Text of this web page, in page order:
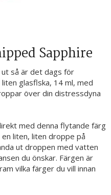
Sapphire
så är det dags för
glasflska, 14 ml, med
över din distressdyna
med denna flytande färg
liten, liten droppe på
ut droppen med vatten
du önskar. Färgen är
vilka färger du vill innan